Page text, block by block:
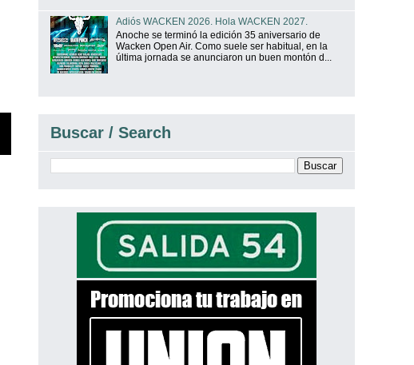
Adiós WACKEN 2026. Hola WACKEN 2027.
Anoche se terminó la edición 35 aniversario de
Wacken Open Air. Como suele ser habitual, en la
última jornada se anunciaron un buen montón d...
Buscar / Search